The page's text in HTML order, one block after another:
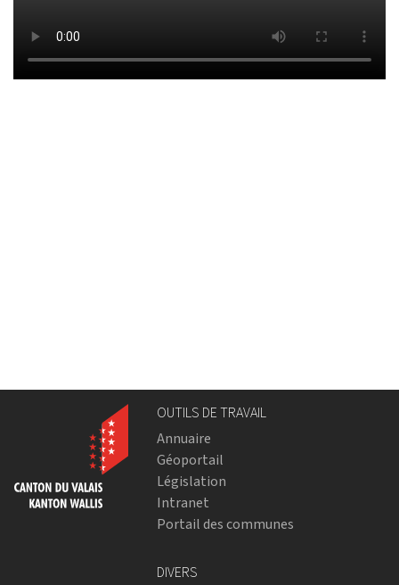
OUTILS DE TRAVAIL
Annuaire
Géoportail
Législation
Intranet
Portail des communes
DIVERS